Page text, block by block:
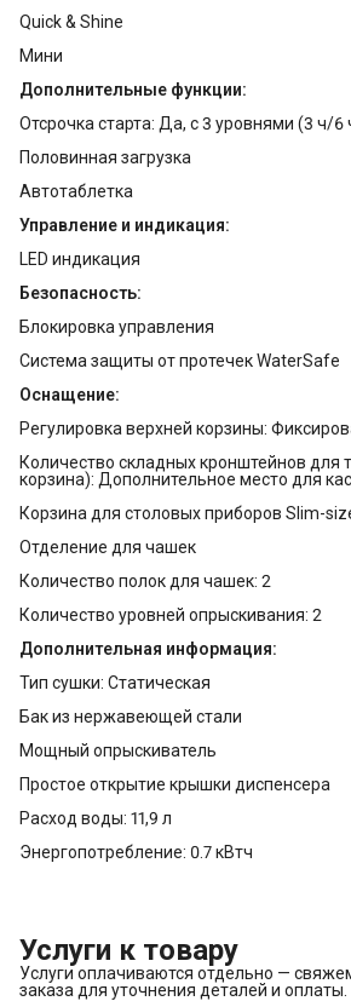
Quick & Shine
Мини
Дополнительные функции:
Отсрочка старта: Да, с 3 уровнями (3 ч/6
Половинная загрузка
Автотаблетка
Управление и индикация:
LED индикация
Безопасность:
Блокировка управления
Система защиты от протечек WaterSafe
Оснащение:
Регулировка верхней корзины:
Количество складных кронштейнов для
корзина): Дополнительное место для
Корзина для столовых приборов Slim-
Отделение для чашек
Количество полок для чашек: 2
Количество уровней опрыскивания: 2
Дополнительная информация:
Тип сушки: Статическая
Бак из нержавеющей стали
Мощный опрыскиватель
Простое открытие крышки диспенсера
Расход воды: 11,9 л
Энергопотребление: 0.7 кВтч
Услуги к товару
Услуги оплачиваются отдельно —
заказа для уточнения деталей и оплаты.